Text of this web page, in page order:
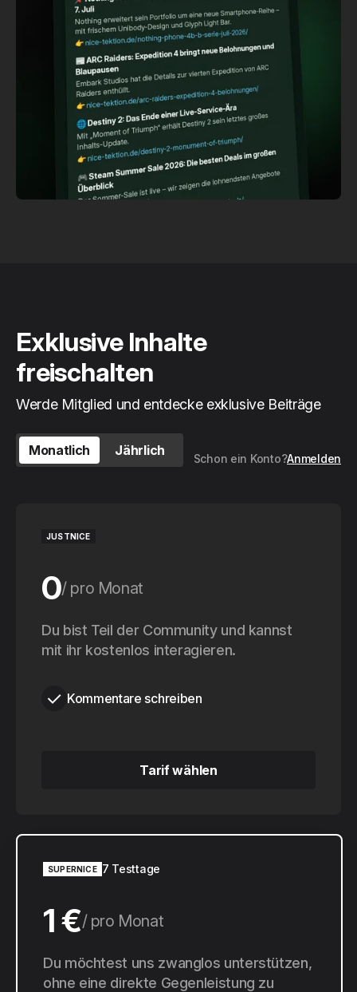
Exklusive Inhalte
freischalten
Werde Mitglied und entdecke exklusive Beiträge
Monatlich Jährlich
Schon ein Konto?Anmelden
JUSTNICE
0 pro Monat
0 pro Jahr
Du bist Teil der Community und kannst
mit ihr kostenlos interagieren.
Kommentare schreiben
Tarif wählen
SUPERNICE 7 Testtage
1 € pro Monat
10 € pro Jahr
Du möchtest uns zwanglos unterstützen,
ohne eine direkte Gegenleistung zu